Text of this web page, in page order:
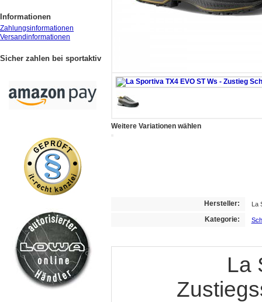
Weitere Variationen wählen
Hersteller: La
Kategorie:
La
Informationen
Zahlungsinformationen
Versandinformationen
Sicher zahlen bei sportaktiv